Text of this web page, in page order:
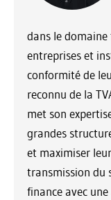
dans le
entreprises et
conformité de
reconnu de la
met son
grandes
et maximiser
transmission du
finance avec